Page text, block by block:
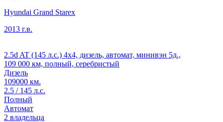
Hyundai Grand Starex
2013 г.в.
2.5d AT (145 л.с.) 4x4, дизель, автомат, минивэн 5д.,
109 000 км, полный, серебристый
Дизель
109000 км.
2.5 / 145 л.с.
Полный
Автомат
2 владельца